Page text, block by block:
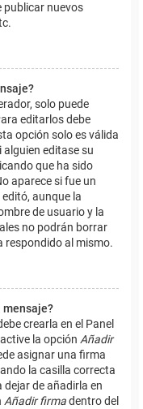
publicar nuevos
solo puede
editarlos debe
opción solo es válida
editase su
que ha sido
aparece si fue un
aunque la
de usuario y la
no podrán borrar
respondido al mismo.
mensaje?
crearla en el Panel
la opción Añadir
asignar una firma
la casilla correcta
dejar de añadirla en
Añadir firmadentro del